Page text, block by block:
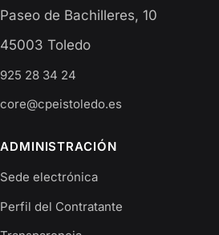
Paseo de Bachilleres, 10
45003 Toledo
925 28 34 24
core@cpeistoledo.es
ADMINISTRACIÓN
Sede electrónica
Perfil del Contratante